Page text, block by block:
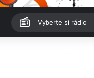
Vyberte si rádio